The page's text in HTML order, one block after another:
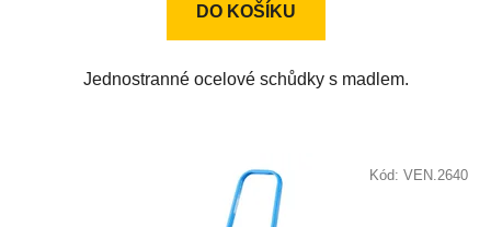
DO KOŠÍKU
Jednostranné ocelové schůdky s madlem.
Kód: VEN.2640